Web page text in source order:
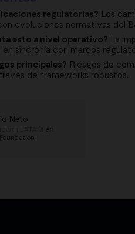
regulatorias? Los
evoluciones normativas del
esto a nivel operativo? La
sincronía con marcos
principales? Riesgos de
de frameworks robustos.
Neto